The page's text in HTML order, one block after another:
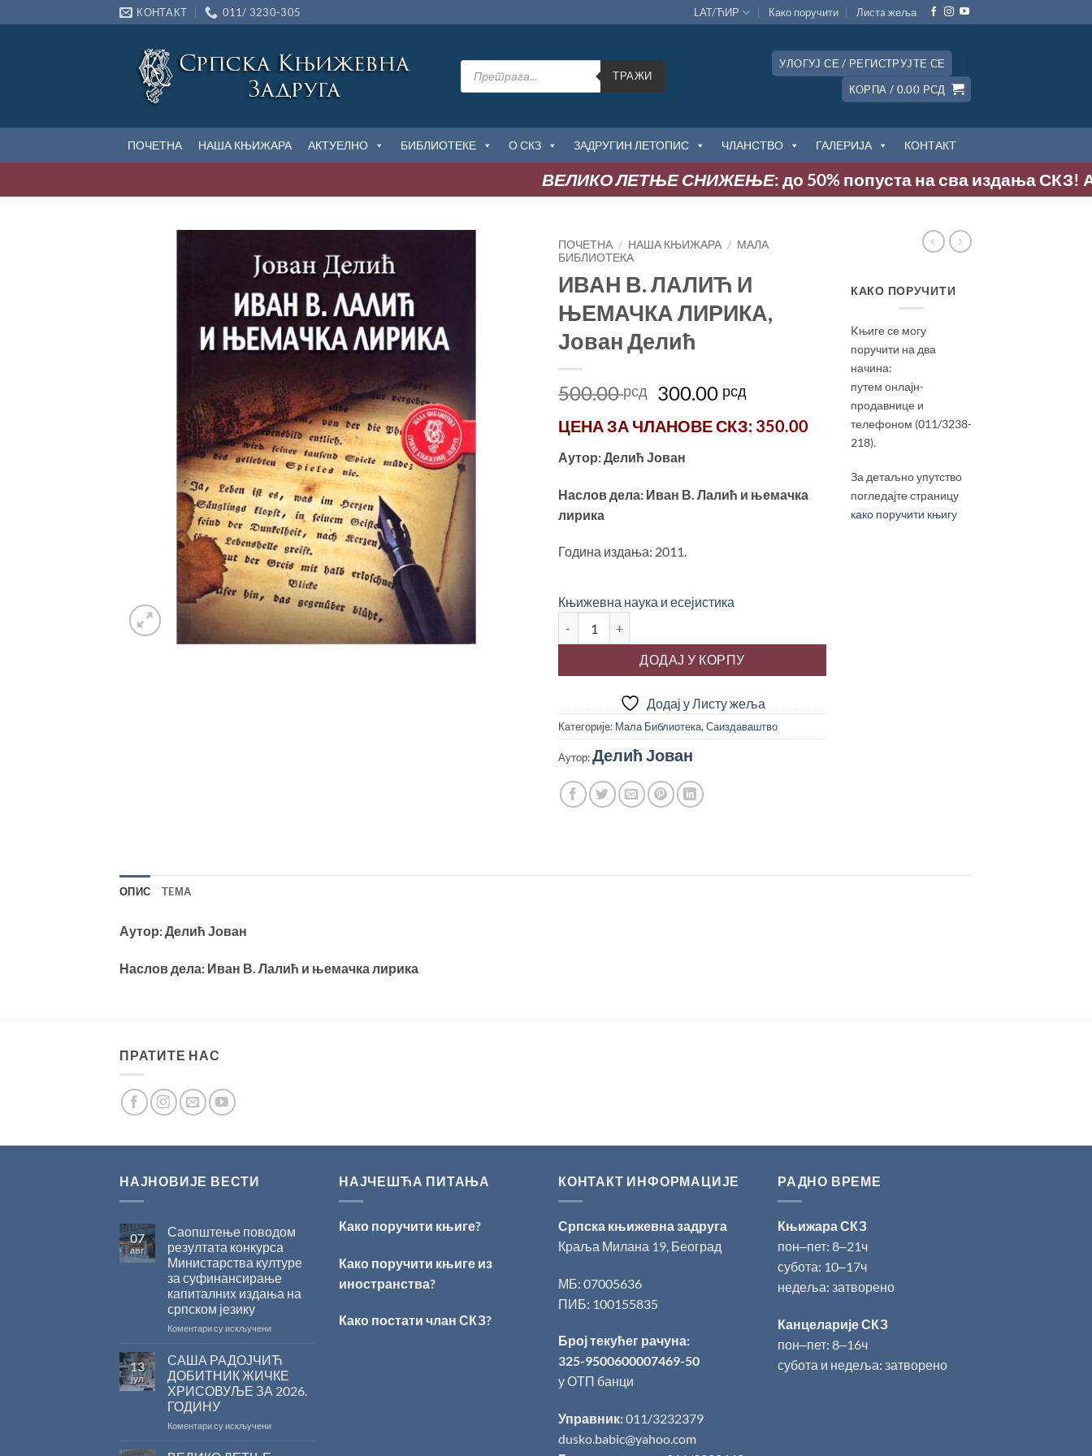
на
КОНТАКТ 011/ 3230-305 LAT/ЋИР Како поручити Листa жеља
Products
search
ТРАЖИ
УЛОГУЈ СЕ / РЕГИСТРУЈТЕ СЕ
КОРПА / 0.00 РСД
ПОЧЕТНА НАША КЊИЖАРА АКТУЕЛНО БИБЛИОТЕКЕ О СКЗ ЗАДРУГИН ЛЕТОПИС ЧЛАНСТВО ГАЛЕРИЈА КОНТАКТ
ВЕЛИКО ЛЕТЊЕ СНИЖЕЊЕ: до 50% попуста на сва издања СКЗ!
ПОЧЕТНА / НАША КЊИЖАРА / МАЛА
БИБЛИОТЕКА
ИВАН В. ЛАЛИЋ И
ЊЕМАЧКА ЛИРИКА,
Јован Делић
500.00рсд
Оригинална
је
била:
500.00 рсд.
300.00 рсдТренутна
је:
ЦЕНА ЗА ЧЛАНОВЕ СКЗ: 350.00
Аутор: Делић Јован
Наслов дела: Иван В. Лалић и њемачка
лирика
Година издања: 2011.
Књижевна наука и есејистика
ДОДАЈ У КОРПУ
Додај у Листу жеља
Категорије: Мала Библиотека, Саиздаваштво
Аутор:Делић Јован
КАКО ПОРУЧИТИ
Kњиге се могу
поручити на два
начина:
путем онлајн-
продавнице и
телефоном (011/3238-
218).
За детаљно упутство
погледајте страницу
како поручити књигу
ОПИС TEМА
Аутор: Делић Јован
Наслов дела: Иван В. Лалић и њемачка лирика
ПРАТИТЕ НАС
НАЈНОВИЈЕ ВЕСТИ
07
авг
Саопштење поводом
резултата конкурса
Министарства културе
за суфинансирање
капиталних издања на
српском језику
Коментари су искљученина
поводом
резултата
конкурса
Министарства
за
13
јул
САША РАДОЈЧИЋ
ДОБИТНИК ЖИЧКЕ
ХРИСОВУЉЕ ЗА 2026.
ГОДИНУ
Коментари су искљученина
НАЈЧЕШЋА ПИТАЊА
Како поручити књиге?
Како поручити књиге из
иностранства?
Како постати члан СКЗ?
КОНТАКТ ИНФОРМАЦИЈЕ
Српска књижевна задруга
Краља Милана 19, Београд
МБ: 07005636
ПИБ: 100155835
Број текућег рачуна:
325-9500600007469-50
у ОТП банци
Управник:011/3232379
dusko.babic@yahoo.com
РАДНО ВРЕМЕ
Књижара СКЗ
пон‒пет: 8‒21ч
субота: 10‒17ч
недеља: затворено
Канцеларије СКЗ
пон‒пет: 8‒16ч
субота и недеља: затворено